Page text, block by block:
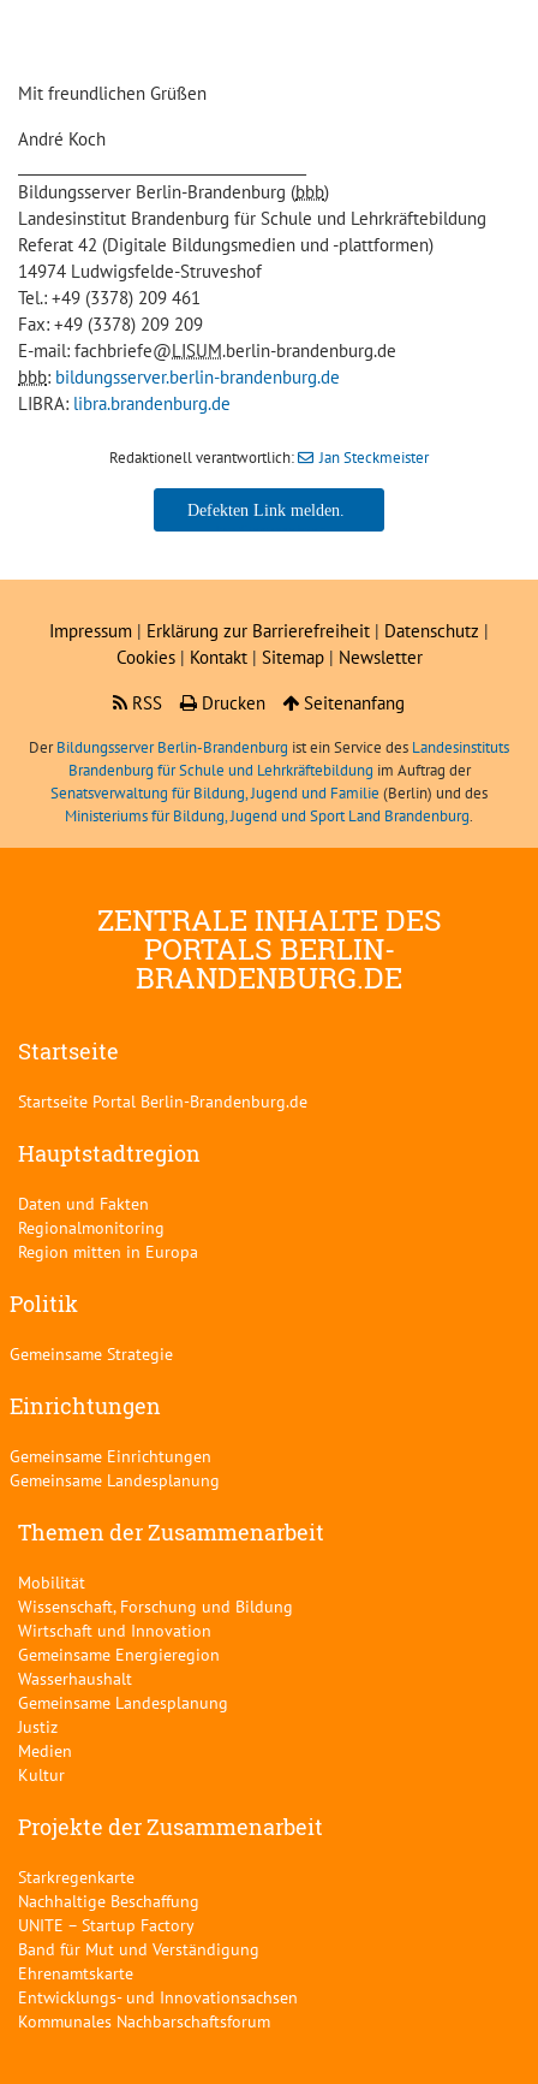
Mit freundlichen Grüßen
André Koch
Bildungsserver Berlin-Brandenburg (bbb)
Landesinstitut Brandenburg für Schule und Lehrkräftebildung
Referat 42 (Digitale Bildungsmedien und -plattformen)
14974 Ludwigsfelde-Struveshof
Tel.: +49 (3378) 209 461
Fax: +49 (3378) 209 209
E-mail: fachbriefe@LISUM.berlin-brandenburg.de
bbb: bildungsserver.berlin-brandenburg.de
LIBRA: libra.brandenburg.de
Redaktionell verantwortlich: Jan Steckmeister
Jan Steckmeister
Impressum | Erklärung zur Barrierefreiheit | Datenschutz |
Cookies| Kontakt | Sitemap| Newsletter
RSS
Drucken Seitenanfang
DerBildungsserver Berlin-Brandenburg ist ein Service des Landesinstituts
Brandenburg für Schule und Lehrkräftebildung im Auftrag der
Senatsverwaltung für Bildung, Jugend und Familie (Berlin) und des
Ministeriums für Bildung, Jugend und Sport Land Brandenburg.
ZENTRALE INHALTE DES
PORTALS BERLIN-
BRANDENBURG.DE
Startseite
Startseite Portal Berlin-Brandenburg.de
Hauptstadtregion
Daten und Fakten
Regionalmonitoring
Region mitten in Europa
Politik
Gemeinsame Strategie
Einrichtungen
Gemeinsame Einrichtungen
Gemeinsame Landesplanung
Themen der Zusammenarbeit
Mobilität
Wissenschaft, Forschung und Bildung
Wirtschaft und Innovation
Gemeinsame Energieregion
Wasserhaushalt
Gemeinsame Landesplanung
Justiz
Medien
Kultur
Projekte der Zusammenarbeit
Starkregenkarte
Nachhaltige Beschaffung
UNITE – Startup Factory
Band für Mut und Verständigung
Ehrenamtskarte
Entwicklungs- und Innovationsachsen
Kommunales Nachbarschaftsforum